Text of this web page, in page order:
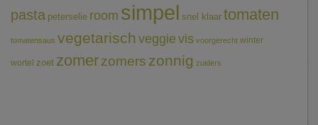
pasta peterselie room simpel snel klaar tomaten
tomatensaus vegetarischveggie vis voorgerecht winter
wortel zoet zomerzomers zonnig zuiders